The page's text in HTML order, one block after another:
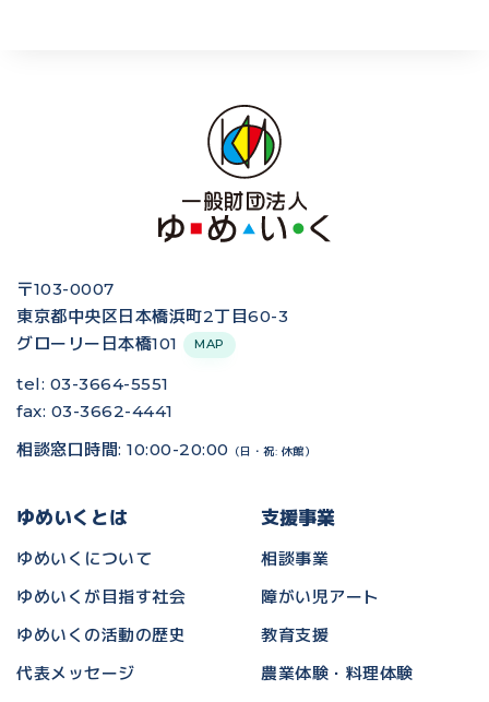
〒103-0007
東京都中央区日本橋浜町2丁目60-3
グローリー日本橋101
MAP
tel: 03-3664-5551
fax: 03-3662-4441
相談窓口時間: 10:00-20:00
（日・祝: 休館）
ゆめいくとは
ゆめいくについて
ゆめいくが目指す社会
ゆめいくの活動の歴史
代表メッセージ
支援事業
相談事業
障がい児アート
教育支援
農業体験・料理体験